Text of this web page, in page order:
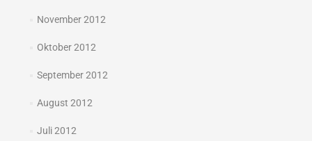
November 2012
Oktober 2012
September 2012
August 2012
Juli 2012